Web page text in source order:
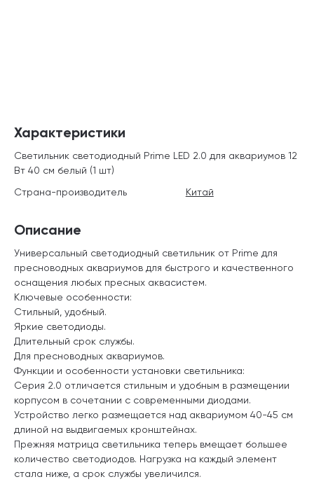
Описание
Универсальный светодиодный светильник от Prime для
пресноводных аквариумов для быстрого и качественного
оснащения любых пресных аквасистем.
Ключевые особенности:
Стильный, удобный.
Яркие светодиоды.
Длительный срок службы.
Для пресноводных аквариумов.
Функции и особенности установки светильника:
Серия 2.0 отличается стильным и удобным в размещении
корпусом в сочетании с современными диодами.
Устройство легко размещается над аквариумом 40-45 см
длиной на выдвигаемых кронштейнах.
Прежняя матрица светильника теперь вмещает большее
количество светодиодов. Нагрузка на каждый элемент
стала ниже, а срок службы увеличился.
Характеристики
Светильник светодиодный Prime LED 2.0 для аквариумов 12
Вт 40 см белый (1 шт)
Страна-производитель
Китай